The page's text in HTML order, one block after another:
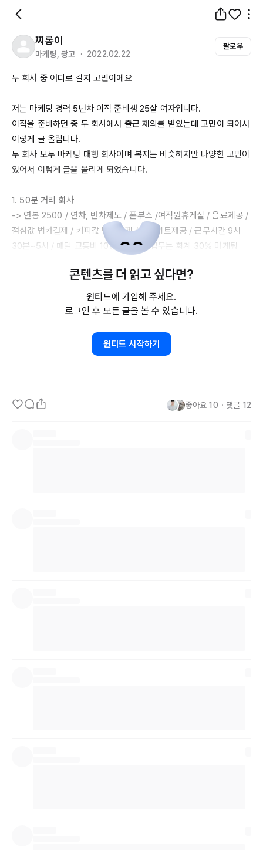
찌롱이
마케팅, 광고 ・ 2022.02.22
팔로우
두 회사 중 어디로 갈지 고민이에요
저는 마케팅 경력 5년차 이직 준비생 25살 여자입니다.
이직을 준비하던 중 두 회사에서 출근 제의를 받았는데 고민이 되어서
이렇게 글 올립니다.
두 회사 모두 마케팅 대행 회사이며 복지는 비슷하지만 다양한 고민이
있어서 이렇게 글을 올리게 되었습니다.
1. 50분 거리 회사
-> 연봉 2500 / 연차, 반차제도 / 폰부스 /여직원휴게실 / 음료제공 /
30분~5시
/ 매달 교통비 10만원 제공 / 업무는 회계 30%
2600이상을 원한다 면접 후 연락옴(얼마인지는 정확히 안알
생긴 스타트업 / 업무는 인사와 마케팅 담당
콘텐츠를 더 읽고 싶다면?
원티드에 가입해 주세요.
로그인 후 모든 글을 볼 수 있습니다.
원티드 시작하기
좋아요 10 ・ 댓글 12